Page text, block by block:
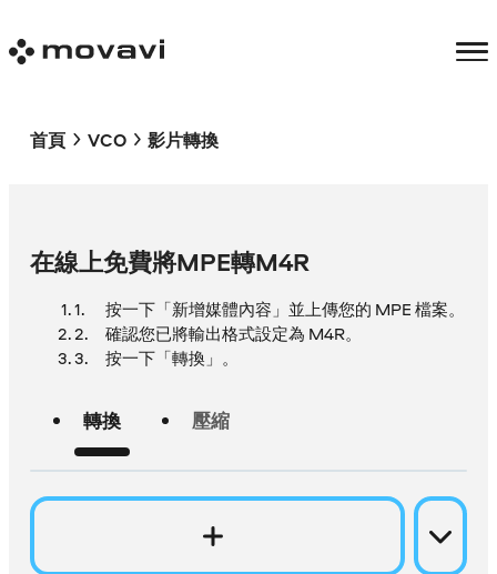
首頁 VCO 影片轉換
在線上免費將MPE轉M4R
按一下「新增媒體內容」並上傳您的 MPE 檔案。
確認您已將輸出格式設定為 M4R。
按一下「轉換」。
轉換 壓縮